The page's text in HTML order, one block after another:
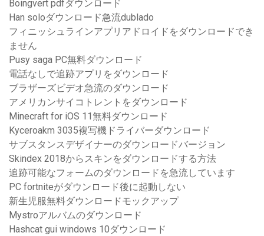
Boingvert pdfダウンロード
Han soloダウンロード急流dublado
フィニッシュラインアプリアドロイドをダウンロードでき
ません
Pusy saga PC無料ダウンロード
電話なしで追跡アプリをダウンロード
ブラザーズビデオ急流のダウンロード
アメリカンサイコトレントをダウンロード
Minecraft for iOS 11無料ダウンロード
Kyceroakm 3035複写機ドライバーダウンロード
サブスタンスデザイナーのダウンロードバージョン
Skindex 2018からスキンをダウンロードする方法
追跡可能なフォームのダウンロードを急流しています
PC fortniteがダウンロード後に起動しない
新生児服無料ダウンロードモックアップ
Mystroアルバムのダウンロード
Hashcat gui windows 10ダウンロード